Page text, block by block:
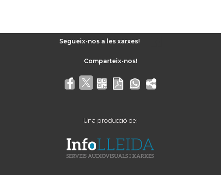
Segueix-nos a les xarxes!
Una producció de: